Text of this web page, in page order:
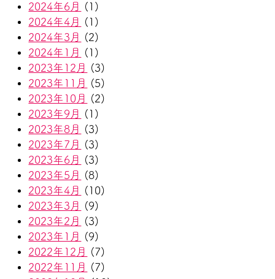
2024年6月
(1)
2024年4月
(1)
2024年3月
(2)
2024年1月
(1)
2023年12月
(3)
2023年11月
(5)
2023年10月
(2)
2023年9月
(1)
2023年8月
(3)
2023年7月
(3)
2023年6月
(3)
2023年5月
(8)
2023年4月
(10)
2023年3月
(9)
2023年2月
(3)
2023年1月
(9)
2022年12月
(7)
2022年11月
(7)